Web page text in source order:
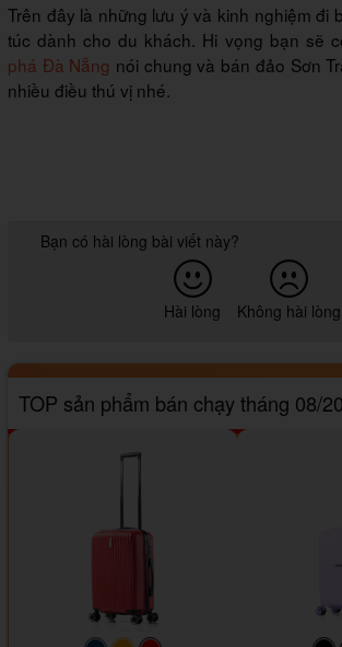
Trên đây là những lưu ý và kinh nghiệm đi
túc dành cho du khách. Hi vọng bạn sẽ
phá Đà Nẵng nói chung và bán đảo Sơn
nhiều điều thú vị nhé.
Bạn có hài lòng bài viết này?
Hài lòng Không hài lòng
TOP sản phẩm bán chạy tháng 08/